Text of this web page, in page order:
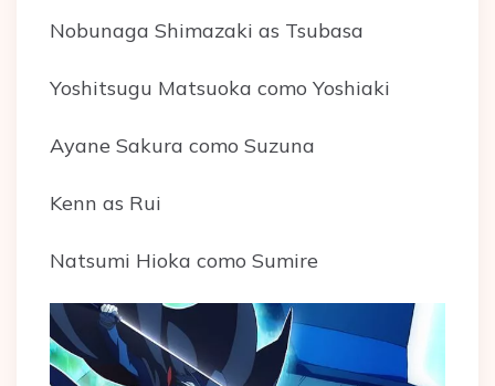
Nobunaga Shimazaki as Tsubasa
Yoshitsugu Matsuoka como Yoshiaki
Ayane Sakura como Suzuna
Kenn as Rui
Natsumi Hioka como Sumire